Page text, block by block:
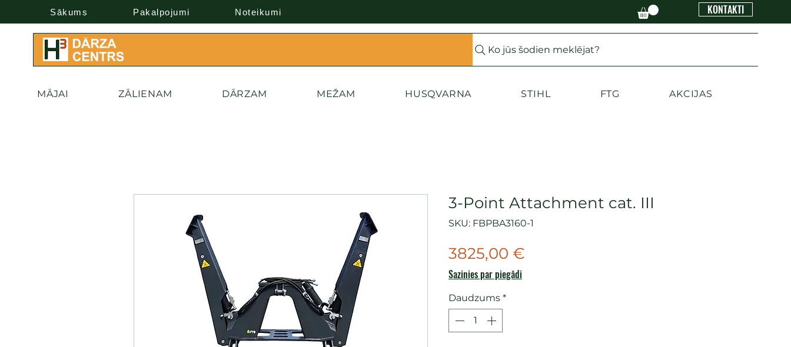
Sākums Pakalpojumi Noteikumi KONTAKTI
Ko jūs šodien meklējat?
MĀJAI ZĀLIENAM DĀRZAM MEŽAM HUSQVARNA STIHL FTG AKCIJAS
3-Point Attachment cat. III
SKU: FBPBA3160-1
3825,00 €
Sazinies par piegādi
Daudzums *